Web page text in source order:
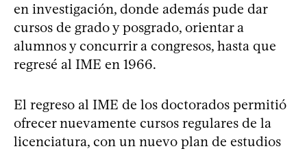
en investigación, donde además pude dar
cursos de grado y posgrado, orientar a
alumnos y concurrir a congresos, hasta que
regresé al IME en 1966.
El regreso al IME de los doctorados permitió
ofrecer nuevamente cursos regulares de la
licenciatura, con un nuevo plan de estudios